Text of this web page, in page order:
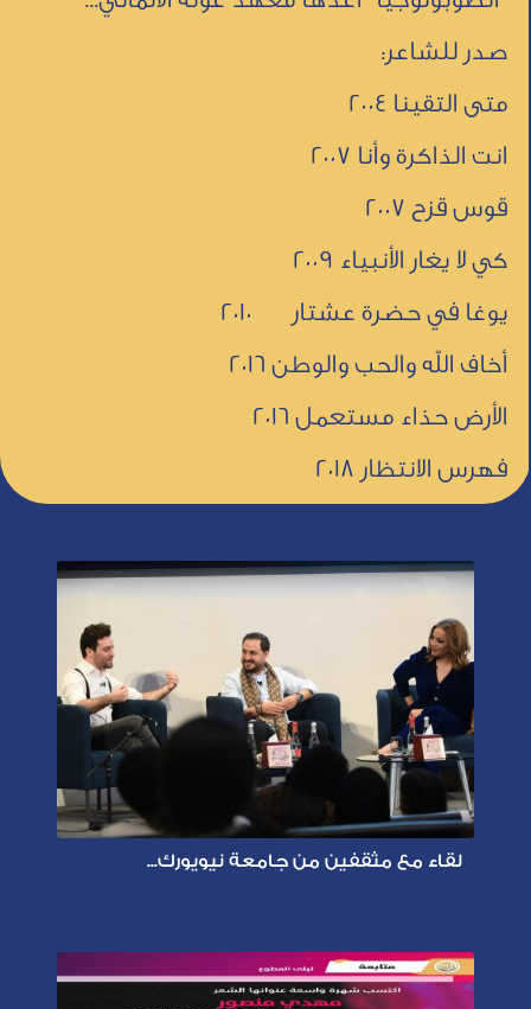
صدر للشاعر:
متى التقينا 2004
انت الذاكرة وأنا 2007
قوس قزح 2007
كي لا يغار الأنبياء 2009
يوغا في حضرة عشتار 2010
أخاف الله والحب والوطن 2016
الأرض حذاء مستعمل 2016
فهرس الانتظار 2018
لقاء مع مثقفين من جامعة نيويورك...